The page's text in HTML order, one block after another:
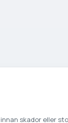
skador eller